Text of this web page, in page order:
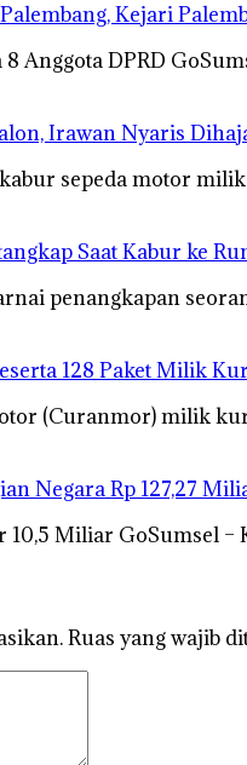
Kejari
Anggota DPRD
Irawan Nyaris
sepeda motor
Saat Kabur ke
penangkapan
128 Paket Milik
(Curanmor) milik
Negara Rp 127,27
Miliar GoSumsel –
Ruas yang wajib